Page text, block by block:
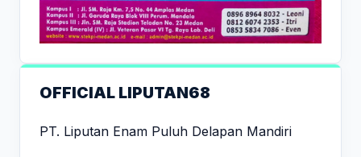
OFFICIAL LIPUTAN68
PT. Liputan Enam Puluh Delapan Mandiri